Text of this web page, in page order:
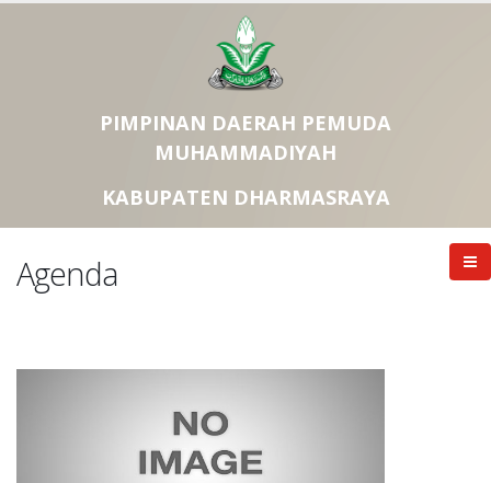
PIMPINAN DAERAH PEMUDA
MUHAMMADIYAH
KABUPATEN DHARMASRAYA
Agenda